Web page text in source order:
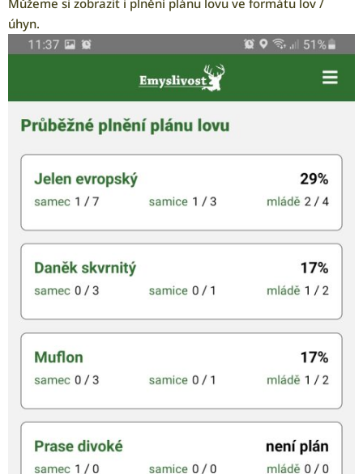
Můžeme si zobrazit i plnění plánu lovu ve formátu lov /
úhyn.